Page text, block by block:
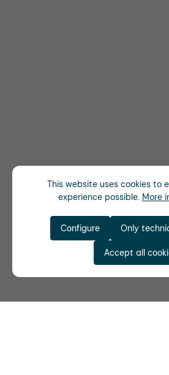
This website uses cookies to
experience possible. More
Only
Configure
Accept all